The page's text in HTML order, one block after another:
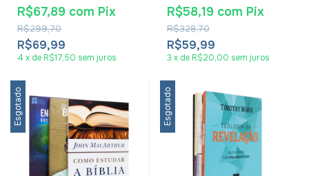
R$69,99
R$299,70
R$67,89 com Pix
4 x de R$17,50 sem juros
R$59,99
R$328,70
R$58,19 com Pix
3 x de R$20,00 sem juros
Esgotado Esgotado